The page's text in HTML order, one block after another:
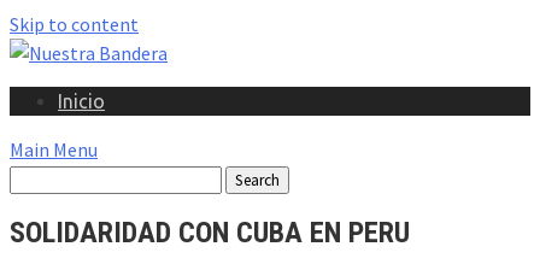
Skip to content
Inicio
Main Menu
SOLIDARIDAD CON CUBA EN PERU